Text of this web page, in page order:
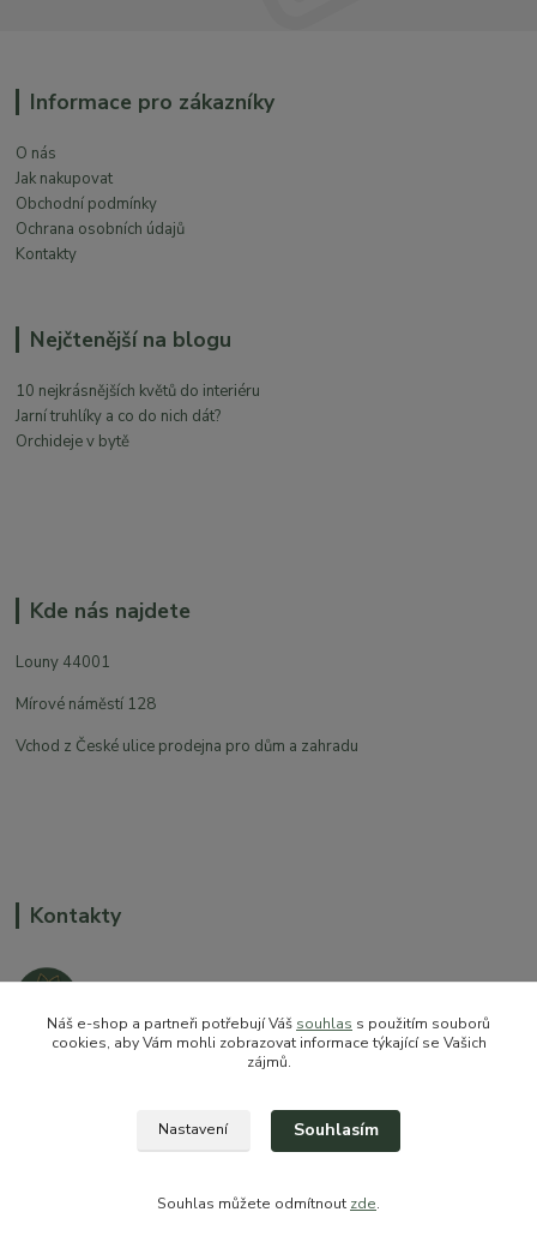
Informace pro zákazníky
O nás
Jak nakupovat
Obchodní podmínky
Ochrana osobních údajů
Kontakty
Nejčtenější na blogu
10 nejkrásnějších květů do interiéru
Jarní truhlíky a co do nich dát?
Orchideje v bytě
Kde nás najdete
Louny 44001
Mírové náměstí 128
Vchod z České ulice prodejna pro dům a zahradu
Kontakty
sales@prokytky.cz
Náš e-shop a partneři potřebují Váš souhlas s použitím souborů
cookies, aby Vám mohli zobrazovat informace týkající se Vašich
zájmů.
Nastavení Souhlasím
Souhlas můžete odmítnout zde.